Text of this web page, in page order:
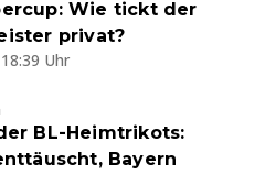
Wie tickt der
privat?
Uhr
BL-Heimtrikots:
Bayern